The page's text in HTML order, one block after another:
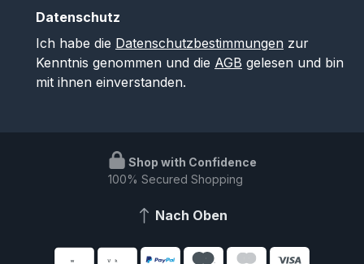
Datenschutz
Ich habe die Datenschutzbestimmungen zur
Kenntnis genommen und die AGB gelesen und bin
mit ihnen einverstanden.
Shop with Confidence
100% Secured Shopping
Nach Oben